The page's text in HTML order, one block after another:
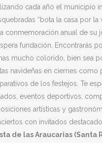
cada año el municipio
“bota la casa por la
conmemoración anual de su
fundación. Encontrarás
mucho colorido, bien sea
navideñas en ciernes como
de los festejos. Te
eventos deportivos,
artísticas y
con invitados
de las Araucarias (Santa